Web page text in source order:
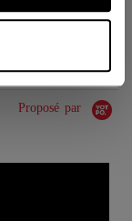
Proposé par